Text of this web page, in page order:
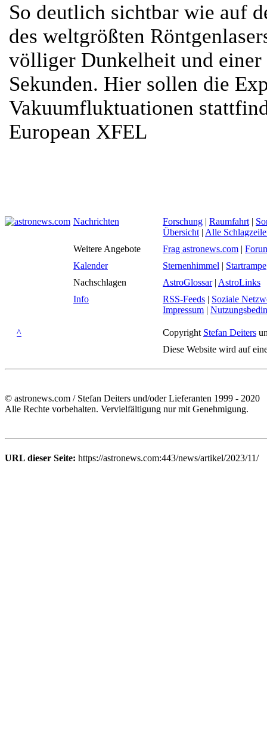
So deutlich sichtbar wie auf
des weltgrößten
völliger Dunkelheit und
Sekunden. Hier sollen die
Vakuumfluktuationen
European XFEL
Nachrichten Forschung | Raumfahrt |
Übersicht | Alle
Weitere Angebote
Frag astronews.com |
Kalender
Sternenhimmel | Startrampe
Nachschlagen
AstroGlossar| AstroLinks
Info
RSS-Feeds | Soziale
Impressum |
^ Copyright Stefan Deiters
Diese Website wird auf
© astronews.com / Stefan Deiters und/oder Lieferanten 1999 - 2020
Alle Rechte vorbehalten. Vervielfältigung nur mit Genehmigung.
URL dieser Seite: https://astronews.com:443/news/artikel/2023/11/